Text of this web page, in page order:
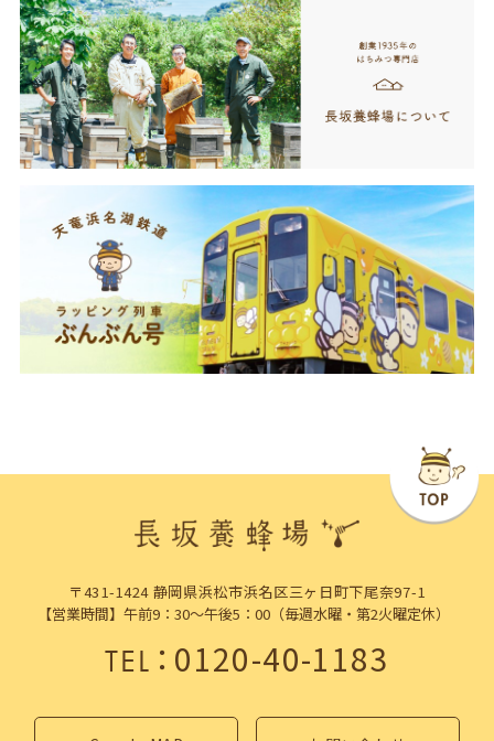
〒431-1424 静岡県浜松市浜名区三ヶ日町下尾奈97-1
【営業時間】午前9：30～午後5：00（毎週水曜・第2火曜定休）
TEL：0120-40-1183